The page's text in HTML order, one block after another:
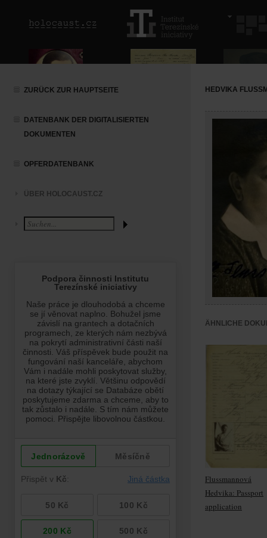
ZURÜCK ZUR HAUPTSEITE
DATENBANK DER DIGITALISIERTEN
DOKUMENTEN
OPFERDATENBANK
ÜBER HOLOCAUST.CZ
HEDVIKA
ÄHNLICHE
Flussmannová
Hedvika: Passport
application